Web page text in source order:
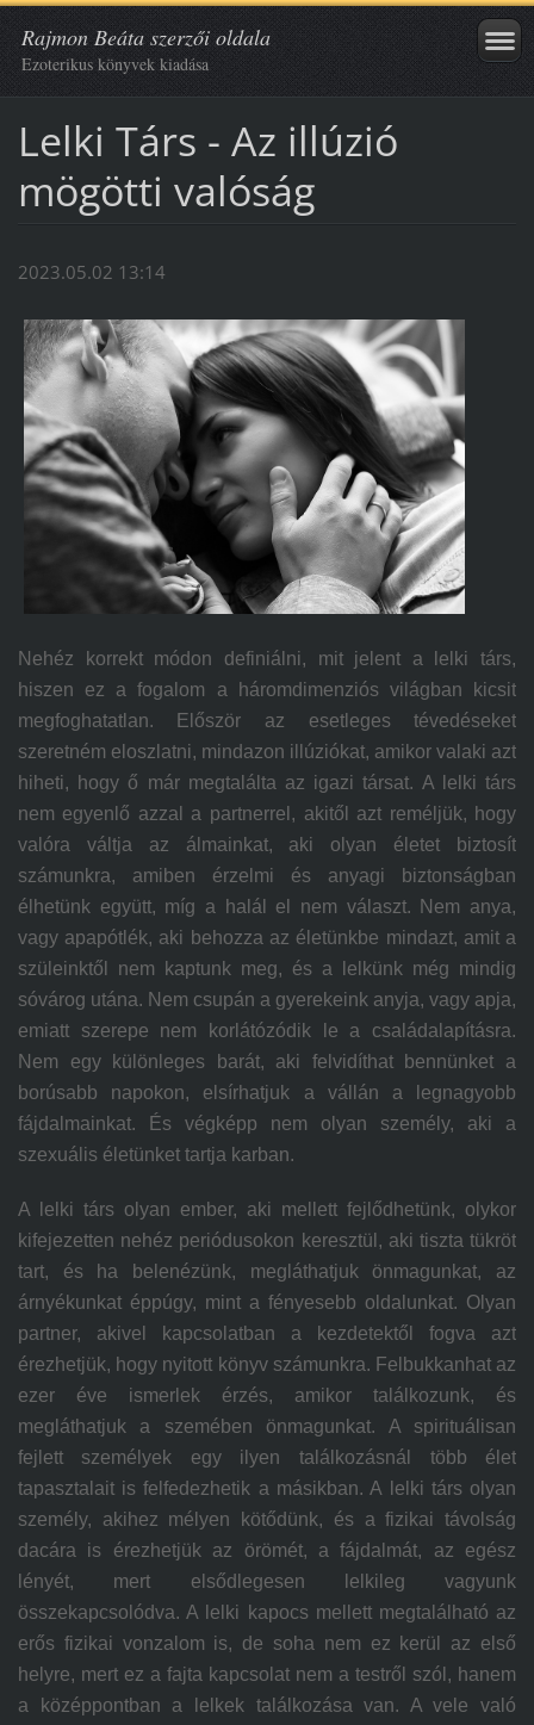
Rajmon Beáta szerzői oldala
Ezoterikus könyvek kiadása
Lelki Társ - Az illúzió
mögötti valóság
2023.05.02 13:14
Nehéz korrekt módon definiálni, mit jelent a lelki társ,
hiszen ez a fogalom a háromdimenziós világban kicsit
megfoghatatlan. Először az esetleges tévedéseket
szeretném eloszlatni, mindazon illúziókat, amikor valaki azt
hiheti, hogy ő már megtalálta az igazi társat. A lelki társ
nem egyenlő azzal a partnerrel, akitől azt reméljük, hogy
valóra váltja az álmainkat, aki olyan életet biztosít
számunkra, amiben érzelmi és anyagi biztonságban
élhetünk együtt, míg a halál el nem választ. Nem anya,
vagy apapótlék, aki behozza az életünkbe mindazt, amit a
szüleinktől nem kaptunk meg, és a lelkünk még mindig
sóvárog utána. Nem csupán a gyerekeink anyja, vagy apja,
emiatt szerepe nem korlátózódik le a családalapításra.
Nem egy különleges barát, aki felvidíthat bennünket a
borúsabb napokon, elsírhatjuk a vállán a legnagyobb
fájdalmainkat. És végképp nem olyan személy, aki a
szexuális életünket tartja karban.
A lelki társ olyan ember, aki mellett fejlődhetünk, olykor
kifejezetten nehéz periódusokon keresztül, aki tiszta tükröt
tart, és ha belenézünk, megláthatjuk önmagunkat, az
árnyékunkat éppúgy, mint a fényesebb oldalunkat. Olyan
partner, akivel kapcsolatban a kezdetektől fogva azt
érezhetjük, hogy nyitott könyv számunkra. Felbukkanhat az
ezer éve ismerlek érzés, amikor találkozunk, és
megláthatjuk a szemében önmagunkat. A spirituálisan
fejlett személyek egy ilyen találkozásnál több élet
tapasztalait is felfedezhetik a másikban. A lelki társ olyan
személy, akihez mélyen kötődünk, és a fizikai távolság
dacára is érezhetjük az örömét, a fájdalmát, az egész
lényét, mert elsődlegesen lelkileg vagyunk
összekapcsolódva. A lelki kapocs mellett megtalálható az
erős fizikai vonzalom is, de soha nem ez kerül az első
helyre, mert ez a fajta kapcsolat nem a testről szól, hanem
a középpontban a lelkek találkozása van. A vele való